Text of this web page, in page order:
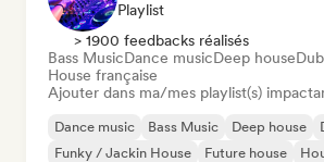
Playlist
> 1900 feedbacks réalisés
Bass MusicDance musicDeep house
House française
Ajouter dans ma/mes playlist(s)
Dance music Bass Music Deep house
Funky / Jackin House
Future house